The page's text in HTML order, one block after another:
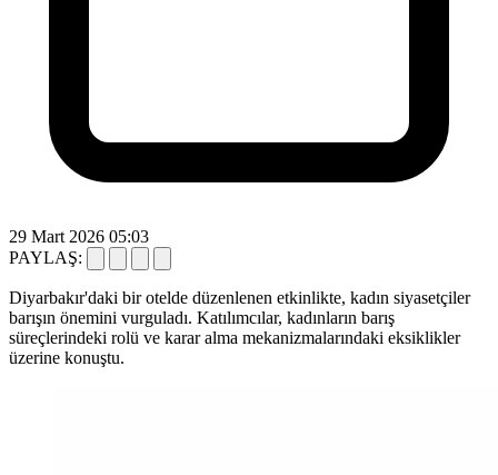
29 Mart 2026 05:03
PAYLAŞ:
Diyarbakır'daki bir otelde düzenlenen etkinlikte, kadın siyasetçiler
barışın önemini vurguladı. Katılımcılar, kadınların barış
süreçlerindeki rolü ve karar alma mekanizmalarındaki eksiklikler
üzerine konuştu.